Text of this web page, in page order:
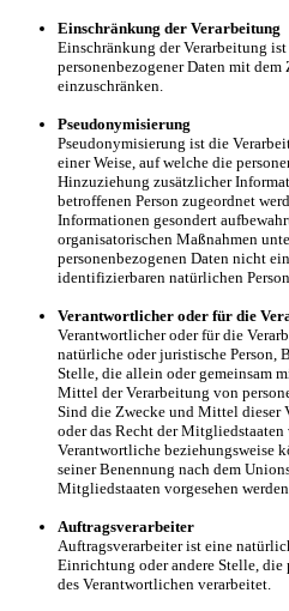
Einschränkung der Verarbeitung
Einschränkung der Verarbeitung
personenbezogener Daten mit
einzuschränken.
Pseudonymisierung
Pseudonymisierung ist die
einer Weise, auf welche die
Hinzuziehung zusätzlicher
betroffenen Person zugeordnet
Informationen gesondert
organisatorischen Maßnahmen
personenbezogenen Daten nicht
identifizierbaren natürlichen
Verantwortlicher oder für die
Verantwortlicher oder für die
natürliche oder juristische Person,
Stelle, die allein oder gemeinsam
Mittel der Verarbeitung von
Sind die Zwecke und Mittel dieser
oder das Recht der Mitgliedstaaten
Verantwortliche beziehungsweise
seiner Benennung nach dem
Mitgliedstaaten vorgesehen werden.
Auftragsverarbeiter
Auftragsverarbeiter ist eine
Einrichtung oder andere Stelle, die
des Verantwortlichen verarbeitet.